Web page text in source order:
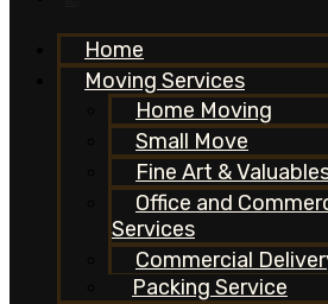
Home
Moving Services
Home Moving
Small Move
Fine Art &
Office and
Services
Commercial
Packing Service